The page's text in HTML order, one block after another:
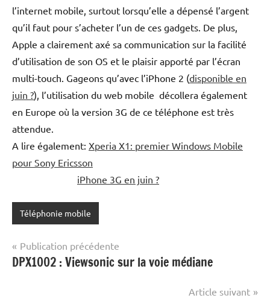
l’internet mobile, surtout lorsqu’elle a dépensé l’argent
qu’il faut pour s’acheter l’un de ces gadgets. De plus,
Apple a clairement axé sa communication sur la facilité
d’utilisation de son OS et le plaisir apporté par l’écran
multi-touch. Gageons qu’avec l’iPhone 2 (disponible en
juin ?), l’utilisation du web mobile décollera également
en Europe où la version 3G de ce téléphone est très
attendue.
A lire également: Xperia X1: premier Windows Mobile
pour Sony Ericsson
iPhone 3G en juin ?
Téléphonie mobile
Navigation
de
Publication précédente
DPX1002 : Viewsonic sur la voie médiane
Article suivant